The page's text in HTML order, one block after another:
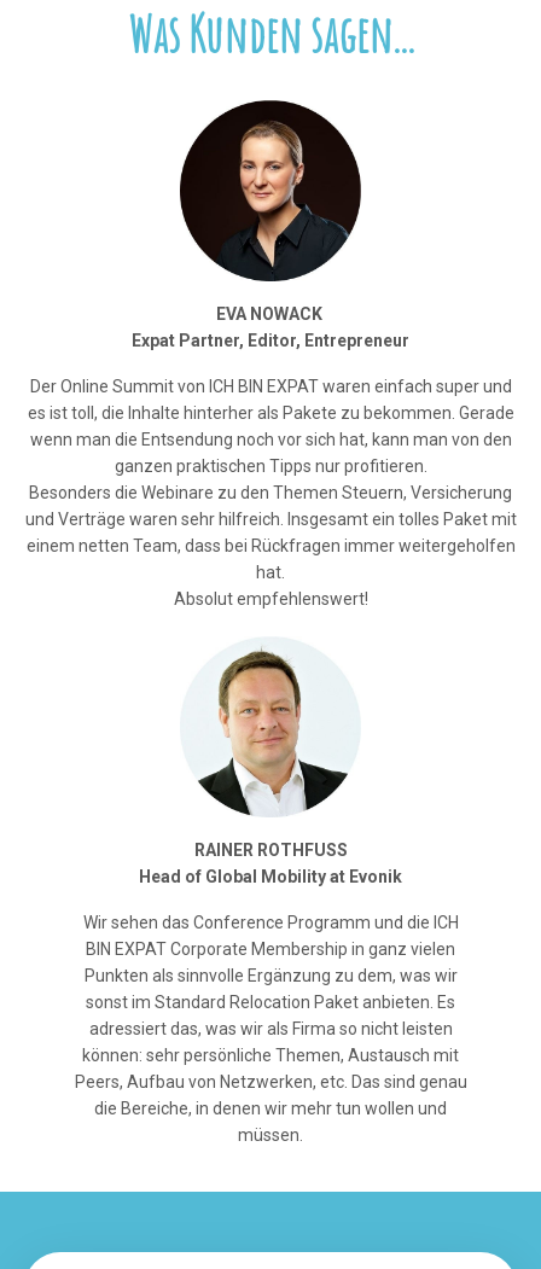
Was Kunden sagen...
EVA NOWACK
Expat Partner, Editor, Entrepreneur
Der Online Summit von ICH BIN EXPAT waren einfach super und
es ist toll, die Inhalte hinterher als Pakete zu bekommen. Gerade
wenn man die Entsendung noch vor sich hat, kann man von den
ganzen praktischen Tipps nur profitieren.
Besonders die Webinare zu den Themen Steuern, Versicherung
und Verträge waren sehr hilfreich. Insgesamt ein tolles Paket mit
einem netten Team, dass bei Rückfragen immer weitergeholfen
hat.
Absolut empfehlenswert!
RAINER ROTHFUSS
Head of Global Mobility at Evonik
Wir sehen das Conference Programm und die ICH
BIN EXPAT Corporate Membership in ganz vielen
Punkten als sinnvolle Ergänzung zu dem, was wir
sonst im Standard Relocation Paket anbieten. Es
adressiert das, was wir als Firma so nicht leisten
können: sehr persönliche Themen, Austausch mit
Peers, Aufbau von Netzwerken, etc. Das sind genau
die Bereiche, in denen wir mehr tun wollen und
müssen.